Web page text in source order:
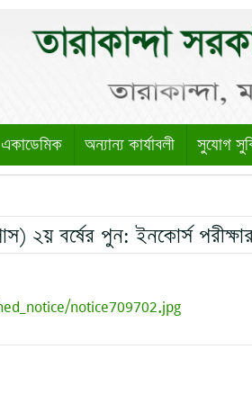
একাডেমিক অন্যান্য কার্যাবলী সুযোগ
২য় বর্ষের পুন: ইনকোর্স
notice709702.jpg